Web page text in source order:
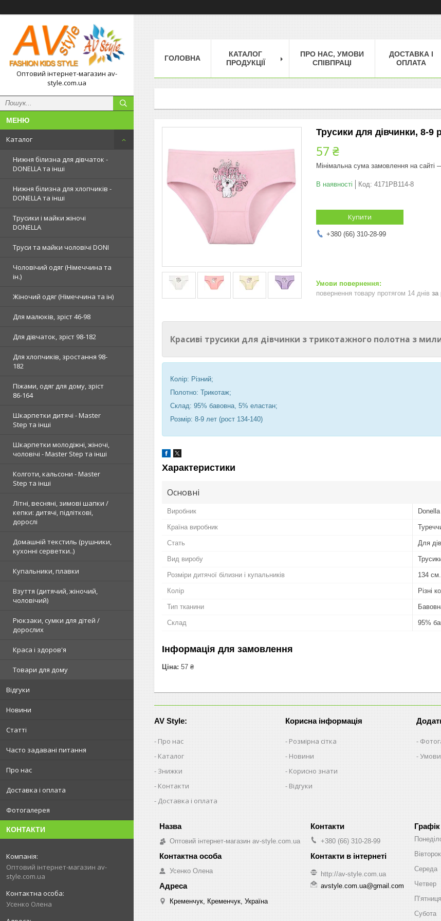
Оптовий інтернет-магазин av-
style.com.ua
Каталог
Нижня білизна для дівчаток -
DONELLA та інші
Нижня білизна для хлопчиків -
DONELLA та інші
Трусики і майки жіночі
DONELLA
Труси та майки чоловічі DONI
Чоловічий одяг (Німеччина та
ін.)
Жіночий одяг (Німеччина та ін)
Для малюків, зріст 46-98
Для дівчаток, зріст 98-182
Для хлопчиків, зростання 98-
182
Піжами, одяг для дому, зріст
86-164
Шкарпетки дитячі - Master
Step та інші
Шкарпетки молодіжні, жіночі,
чоловічі - Master Step та інші
Колготи, кальсони - Master
Step та інші
Літні, весняні, зимові шапки /
кепки: дитячі, підліткові,
дорослі
Домашній текстиль (рушники,
кухонні серветки..)
Купальники, плавки
Взуття (дитячий, жіночий,
чоловічий)
Рюкзаки, сумки для дітей /
дорослих
Краса і здоров'я
Товари для дому
Відгуки
Новини
Статті
Часто задавані питання
Про нас
Доставка і оплата
Фотогалерея
КОНТАКТИ
Оптовий інтернет-магазин av-
style.com.ua
Усенко Олена
ГОЛОВНА
КАТАЛОГ
ПРОДУКЦІЇ
ПРО НАС, УМОВИ
СПІВПРАЦІ
ДОСТАВКА І
ОПЛАТА
Трусики для дівчинки, 8-9
57 ₴
Мінімальна сума замовлення на сайті
В наявності Код: 4171PB114-8
Купити
+380 (66) 310-28-99
повернення товару протягом 14 днів за
Красиві трусики для дівчинки з трикотажного полотна з
Колір: Різний;
Полотно: Трикотаж;
Склад: 95% бавовна, 5% еластан;
Розмір: 8-9 лет (рост 134-140)
Характеристики
Основні
Виробник Donella
Країна виробник
Стать Для
Вид виробу
Розміри дитячої білизни і купальників 134 см.
Колір Різні
Тип тканини
Склад 95%
Інформація для замовлення
Ціна: 57 ₴
AV Style:
Про нас
Каталог
Знижки
Контакти
Доставка і оплата
Корисна інформація
Розмірна сітка
Новини
Корисно знати
Відгуки
Оптовий інтернет-магазин av-style.com.ua
Усенко Олена
Кременчук, Кременчук, Україна
+380 (66) 310-28-99
http://av-style.com.ua
avstyle.com.ua@gmail.com
Вівторок
Середа
Четвер
Пʼятниця
Субота